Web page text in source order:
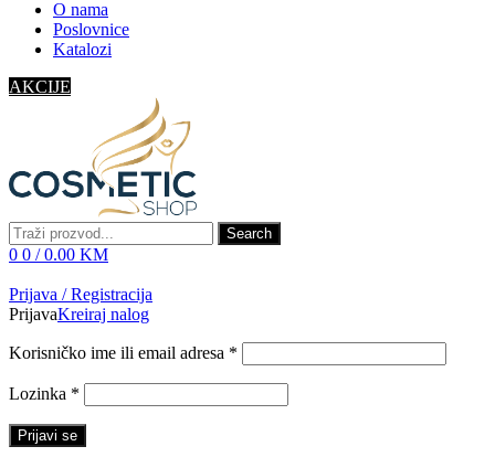
O nama
Poslovnice
Katalozi
AKCIJE
Search
0 0 / 0.00 KM
Prijava / Registracija
PrijavaKreiraj nalog
Korisničko ime ili email adresa *
Lozinka *
Prijavi se